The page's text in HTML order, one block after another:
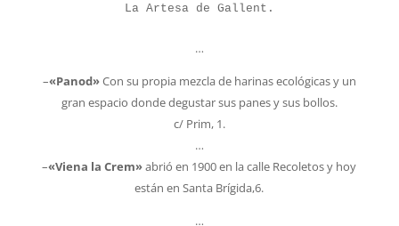
La Artesa de Gallent.
…
–«Panod»Con su propia mezcla de harinas ecológicas y un
gran espacio donde degustar sus panes y sus bollos.
c/ Prim, 1.
…
–«Viena la Crem»abrió en 1900 en la calle Recoletos y hoy
están en Santa Brígida,6.
…